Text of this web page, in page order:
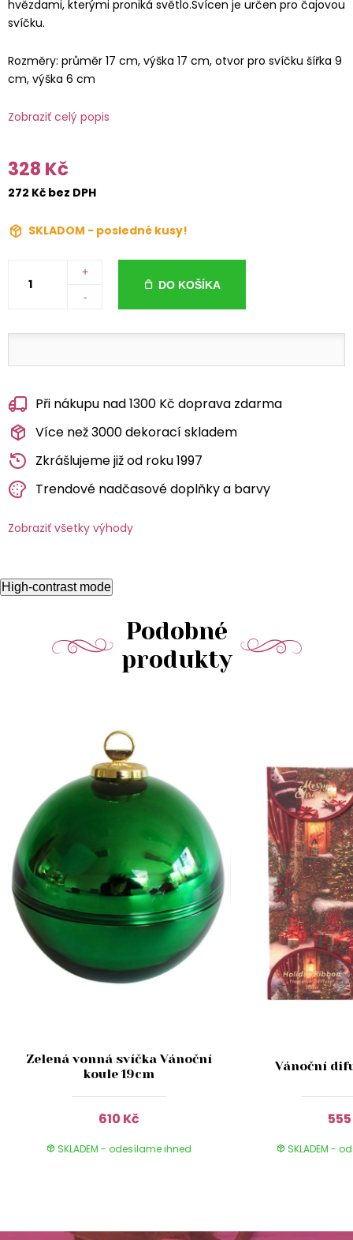
hvězdami, kterými proniká světlo.Svícen je určen pro čajovou
svíčku.
Rozměry: průměr 17 cm, výška 17 cm, otvor pro svíčku šířka 9
cm, výška 6 cm
Zobraziť celý popis
328 Kč
272 Kč bez DPH
SKLADOM - posledné kusy!
+
-
DO KOŠÍKA
Při nákupu nad 1300 Kč doprava zdarma
Více než 3000 dekorací skladem
Zkrášlujeme již od roku 1997
Trendové nadčasové doplňky a barvy
Zobraziť všetky výhody
High-contrast mode
Podobné
produkty
Zelená vonná svíčka Vánoční
koule 19cm
610 Kč
SKLADEM - odesílame ihned
Vánoční
SKLADEM -